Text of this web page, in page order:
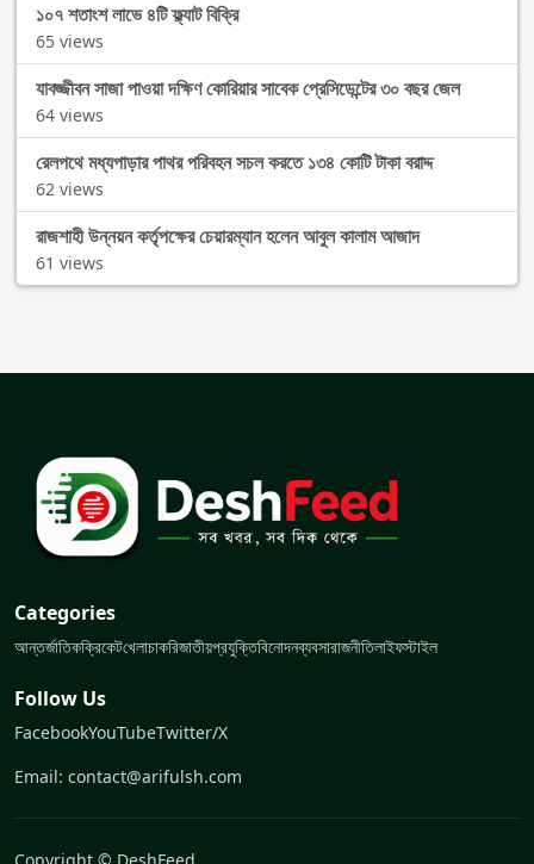
১০৭ শতাংশ লাভে ৪টি ফ্ল্যাট বিক্রি
65 views
যাবজ্জীবন সাজা পাওয়া দক্ষিণ কোরিয়ার সাবেক প্রেসিডেন্টের ৩০ বছর জেল
64 views
রেলপথে মধ্যপাড়ার পাথর পরিবহন সচল করতে ১৩৪ কোটি টাকা বরাদ্দ
62 views
রাজশাহী উন্নয়ন কর্তৃপক্ষের চেয়ারম্যান হলেন আবুল কালাম আজাদ
61 views
Categories
আন্তর্জাতিকক্রিকেটখেলাচাকরিজাতীয়প্রযুক্তিবিনোদনব্যবসারাজনীতিলাইফস্টাইল
Follow Us
FacebookYouTubeTwitter/X
Email: contact@arifulsh.com